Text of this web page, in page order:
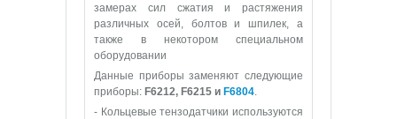
замерах сил сжатия и растяжения
различных осей, болтов и шпилек, а
также в некотором специальном
оборудовании
Данные приборы заменяют следующие
приборы: F6212, F6215 и F6804.
- Кольцевые тензодатчики используются